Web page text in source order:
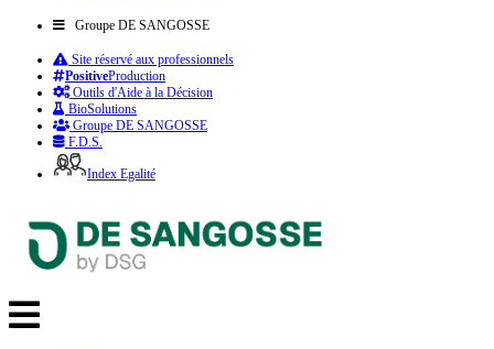
Groupe DE SANGOSSE
Site réservé aux professionnels
PositiveProduction
Outils d'Aide à la Décision
BioSolutions
Groupe DE SANGOSSE
F.D.S.
Index Egalité